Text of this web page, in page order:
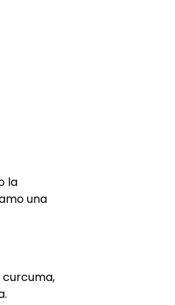
la
una
curcuma,